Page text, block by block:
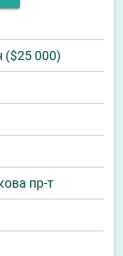
($25 000)
пр-т